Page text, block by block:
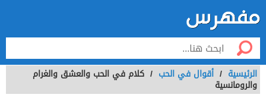
الرئيسية / أقوال في الحب / كلام في الحب والعشق والغرام
والرومانسية